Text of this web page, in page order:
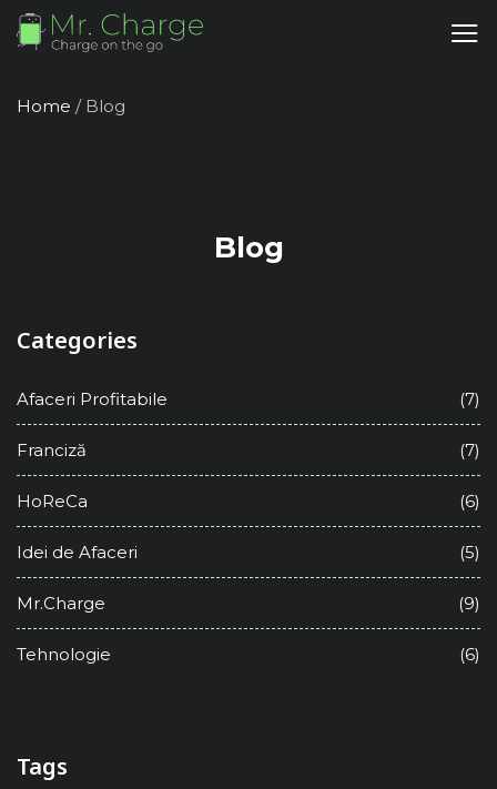
Home / Blog
Blog
Categories
Afaceri Profitabile (7)
Franciză (7)
HoReCa (6)
Idei de Afaceri (5)
Mr.Charge (9)
Tehnologie (6)
Tags